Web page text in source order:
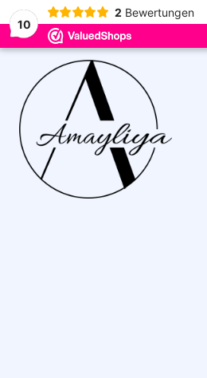
10
2 Bewertungen